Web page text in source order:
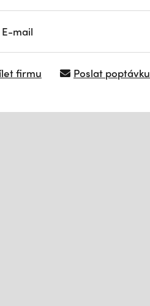
E-mail
firmu Poslat poptávku